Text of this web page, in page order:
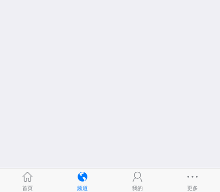
首页 频道 我的 更多